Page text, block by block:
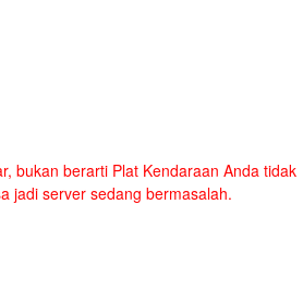
bukan berarti Plat Kendaraan Anda tidak
jadi server sedang bermasalah.